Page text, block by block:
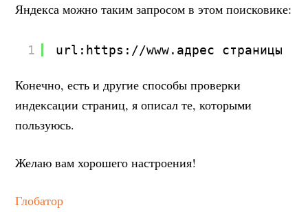
Яндекса можно таким запросом в этом поисковике:
1 url: https://www. адрес страницы
Конечно, есть и другие способы проверки
индексации страниц, я описал те, которыми
пользуюсь.
Желаю вам хорошего настроения!
Глобатор